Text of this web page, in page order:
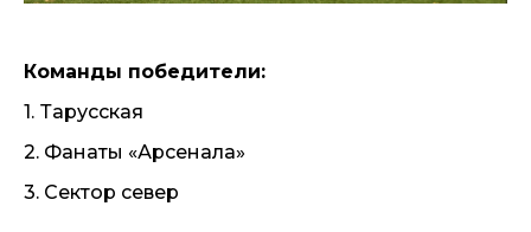
Команды победители:
1. Тарусская
2. Фанаты «Арсенала»
3. Сектор север